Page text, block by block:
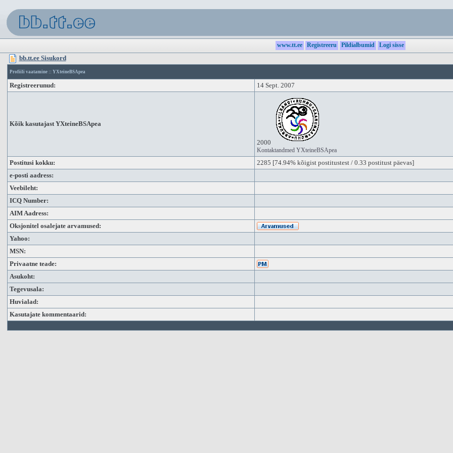
www.tt.ee Registreeru Pildialbumid Logi sisse
bb.tt.ee Sisukord
Profiili vaatamine :: YXteineBSApea
Registreerunud: 14 Sept. 2007
Kõik kasutajast YXteineBSApea
2000
Kontaktandmed YXteineBSApea
Postitusi kokku: 2285 [74.94% kõigist postitustest / 0.33 postitust päevas]
e-posti aadress:
Veebileht:
ICQ Number:
AIM Aadress:
Oksjonitel osalejate arvamused:
Yahoo:
MSN:
Privaatne teade:
Asukoht:
Tegevusala:
Huvialad:
Kasutajate kommentaarid: